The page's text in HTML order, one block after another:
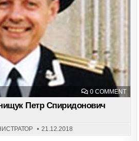
0 COMMENTON
Петр Спиридонович
21.12.2018